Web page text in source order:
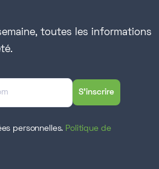
toutes les informations
personnelles. Politique de